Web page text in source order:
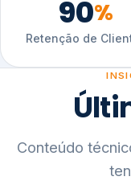
90%
Retenção de
Conteúdo